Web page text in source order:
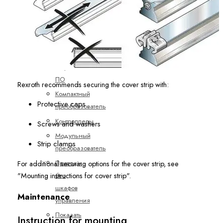
Сервоприводы
ctrlX
DRIVE
Безопасность
Встроенное
ПО
Компактный
преобразователь
Контроллеры
Модульный
преобразователь
Приводы
без
шкафов
управления
Показать
Rexroth recommends securing the cover strip with:
Protective caps
Screws and washers
Strip clamps
For additional securing options for the cover strip, see
"Mounting instructions for cover strip".
Maintenance